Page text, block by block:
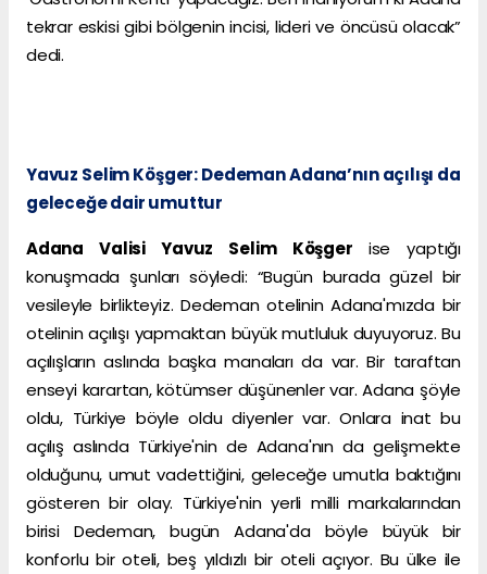
tekrar eskisi gibi bölgenin incisi, lideri ve öncüsü olacak”
dedi.
Yavuz Selim Köşger: Dedeman Adana’nın açılışı da
geleceğe dair umuttur
Adana Valisi Yavuz Selim Köşger ise yaptığı
konuşmada şunları söyledi: “Bugün burada güzel bir
vesileyle birlikteyiz. Dedeman otelinin Adana'mızda bir
otelinin açılışı yapmaktan büyük mutluluk duyuyoruz. Bu
açılışların aslında başka manaları da var. Bir taraftan
enseyi karartan, kötümser düşünenler var. Adana şöyle
oldu, Türkiye böyle oldu diyenler var. Onlara inat bu
açılış aslında Türkiye'nin de Adana'nın da gelişmekte
olduğunu, umut vadettiğini, geleceğe umutla baktığını
gösteren bir olay. Türkiye'nin yerli milli markalarından
birisi Dedeman, bugün Adana'da böyle büyük bir
konforlu bir oteli, beş yıldızlı bir oteli açıyor. Bu ülke ile